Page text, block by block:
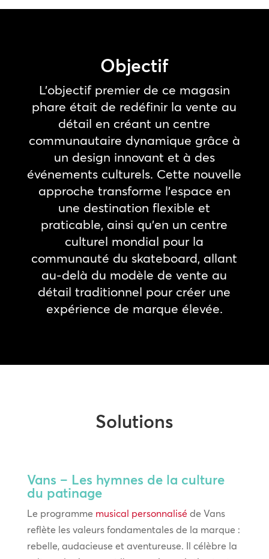
Objectif
L’objectif premier de ce magasin
phare était de redéfinir la vente au
détail en créant un centre
communautaire dynamique grâce à
un design innovant et à des
événements culturels. Cette nouvelle
approche transforme l’espace en
une destination flexible et
praticable, ainsi qu’en un centre
culturel mondial pour la
communauté du skateboard, allant
au-delà du modèle de vente au
détail traditionnel pour créer une
expérience de marque élevée.
Solutions
Vans – Les hymnes de la culture
du patinage
Le programme musical personnaliséde Vans
reflète les valeurs fondamentales de la marque :
rebelle, audacieuse et aventureuse. Il célèbre la